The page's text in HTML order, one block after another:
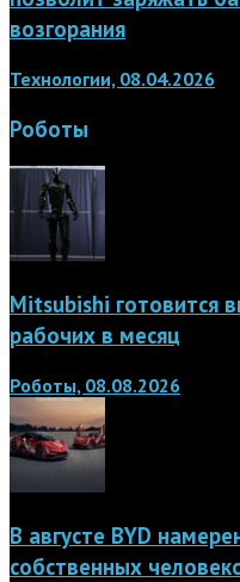
возгорания
Технологии, 08.04.2026
Роботы
Mitsubishi готовится
рабочих в месяц
Роботы, 08.08.2026
В августе BYD
собственных